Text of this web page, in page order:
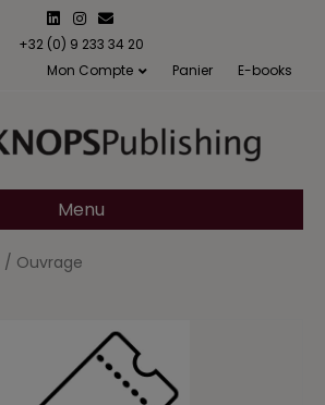
n
n
s
a
m
m
a
l
+32 (0) 9 233 34 20
Mon Compte
Panier E-books
Menu
/ Ouvrage